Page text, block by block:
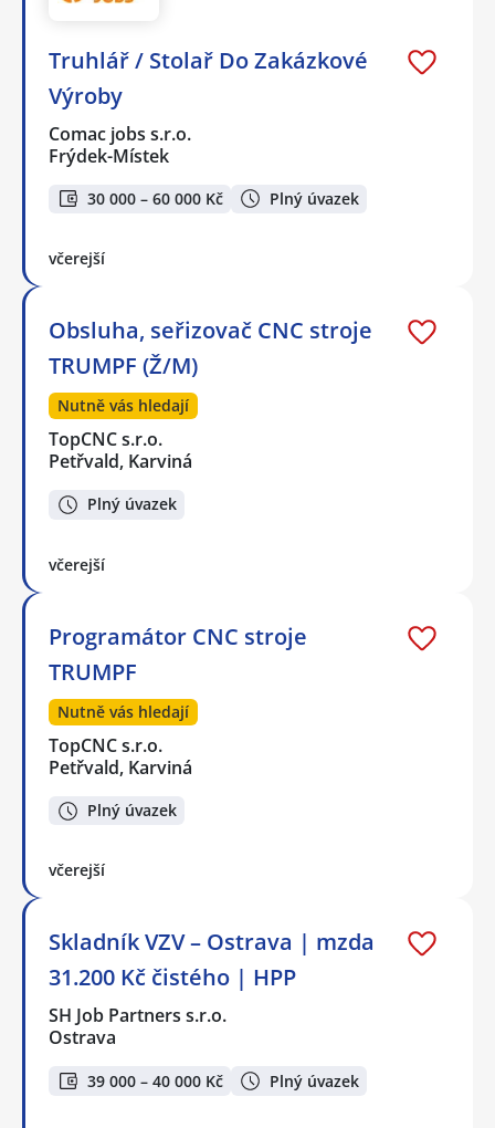
Truhlář / Stolař Do Zakázkové
Výroby
Comac jobs s.r.o.
Frýdek-Místek
30 000 – 60 000 Kč Plný úvazek
včerejší
Obsluha, seřizovač CNC stroje
TRUMPF (Ž/M)
Nutně vás hledají
TopCNC s.r.o.
Petřvald, Karviná
Plný úvazek
včerejší
Programátor CNC stroje
TRUMPF
Nutně vás hledají
TopCNC s.r.o.
Petřvald, Karviná
Plný úvazek
včerejší
Skladník VZV – Ostrava | mzda
31.200 Kč čistého | HPP
SH Job Partners s.r.o.
Ostrava
39 000 – 40 000 Kč Plný úvazek